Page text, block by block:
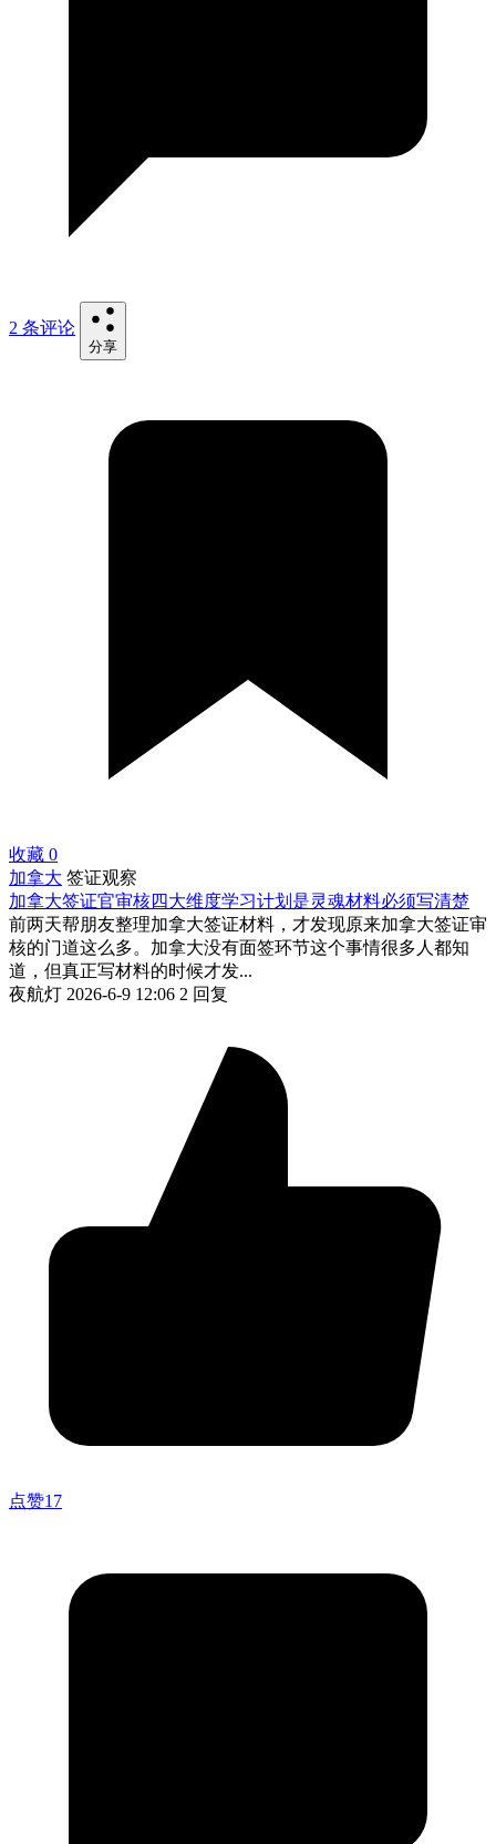
2 条评论
分享
收藏 0
加拿大 签证观察
加拿大签证官审核四大维度学习计划是灵魂材料必须写清楚
前两天帮朋友整理加拿大签证材料，才发现原来加拿大签证审
核的门道这么多。加拿大没有面签环节这个事情很多人都知
道，但真正写材料的时候才发...
夜航灯 2026-6-9 12:06 2 回复
点赞17